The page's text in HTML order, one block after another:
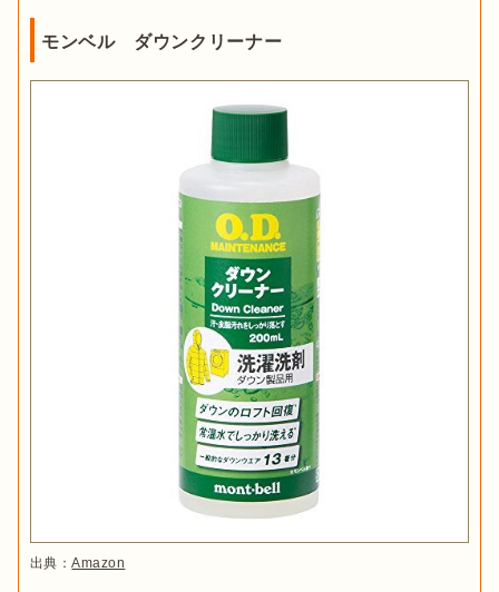
モンベル ダウンクリーナー
出典：Amazon